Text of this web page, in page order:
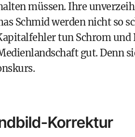
müssen. Ihre
Schmid werden nicht so
tun Schrom
gut. Denn
Korrektur